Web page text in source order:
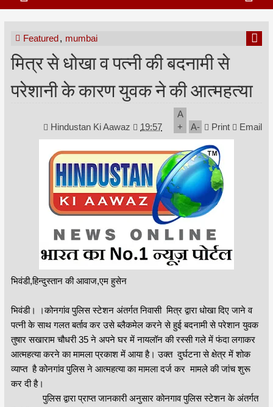
Featured, mumbai
मित्र से धोखा व पत्नी की बदनामी से
परेशानी के कारण युवक ने की आत्महत्या
Hindustan Ki Aawaz 19:57
A
+
A- Print Email
भिवंडी,हिन्दुस्तान की आवाज,एम हुसेन
भिवंडी। ।कोनगांव पुलिस स्टेशन अंतर्गत निवासी मित्र द्वारा धोखा दिए जाने व
पत्नी के साथ गलत बर्ताव कर उसे ब्लैकमेल करने से हुई बदनामी से परेशान युवक
तुषार सखाराम चौधरी 35 ने अपने घर में नायलॉन की रस्सी गले में फंदा लगाकर
आत्महत्या करने का मामला प्रकाश में आया है। उक्त दुर्घटना से क्षेत्र में शोक
व्याप्त है कोनगांव पुलिस ने आत्महत्या का मामला दर्ज कर मामले की जांच शुरू
कर दी है।
पुलिस द्वारा प्राप्त जानकारी अनुसार कोनगाव पुलिस स्टेशन के अंतर्गत